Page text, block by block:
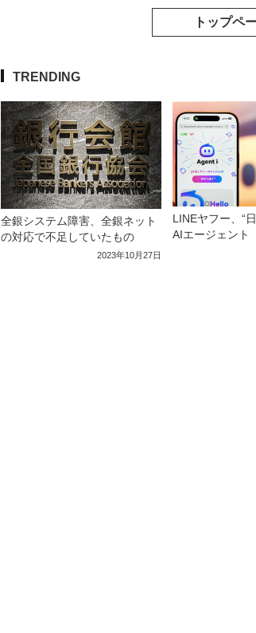
トップペ
TRENDING
全銀システム障害、全銀ネット
の対応で不足していたもの
2023年10月27日
LINEヤフー、“
AIエージェント